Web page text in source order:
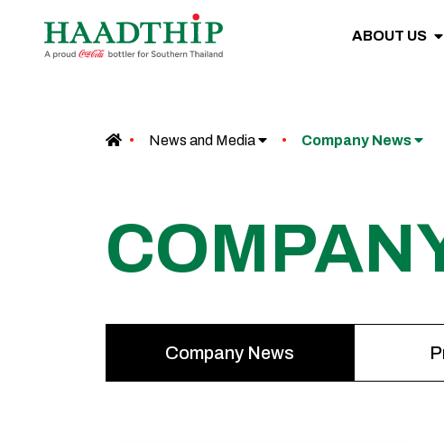
ABOUT US
News and Media Company News
Company News